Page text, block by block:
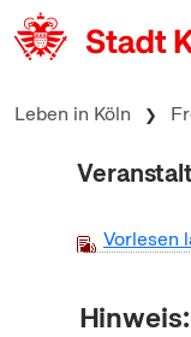
zum Inhalt springen
Leben in Köln
Vorlesen
Hinweis: